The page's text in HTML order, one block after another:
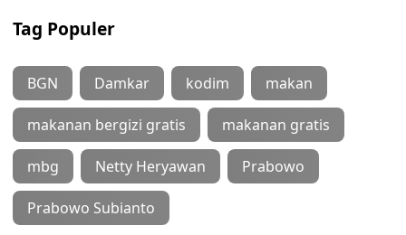
Tag Populer
BGN Damkar kodim makan
makanan bergizi gratis makanan gratis
mbg Netty Heryawan Prabowo
Prabowo Subianto